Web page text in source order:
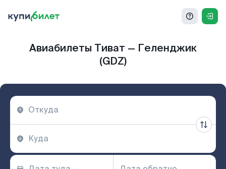
Авиабилеты Тиват — Геленджик
(GDZ)